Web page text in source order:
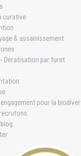
curative
& assainissement
– Dératisation par furet
pour la